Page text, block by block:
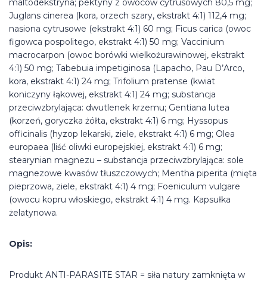
maltodekstryna; pektyny z owoców cytrusowych 80,5 mg;
Juglans cinerea (kora, orzech szary, ekstrakt 4:1) 112,4 mg;
nasiona cytrusowe (ekstrakt 4:1) 60 mg; Ficus carica (owoc
figowca pospolitego, ekstrakt 4:1) 50 mg; Vaccinium
macrocarpon (owoc borówki wielkożurawinowej, ekstrakt
4:1) 50 mg; Tabebuia impetiginosa (Lapacho, Pau D’Arco,
kora, ekstrakt 4:1) 24 mg; Trifolium pratense (kwiat
koniczyny łąkowej, ekstrakt 4:1) 24 mg; substancja
przeciwzbrylająca: dwutlenek krzemu; Gentiana lutea
(korzeń, goryczka żółta, ekstrakt 4:1) 6 mg; Hyssopus
officinalis (hyzop lekarski, ziele, ekstrakt 4:1) 6 mg; Olea
europaea (liść oliwki europejskiej, ekstrakt 4:1) 6 mg;
stearynian magnezu – substancja przeciwzbrylająca: sole
magnezowe kwasów tłuszczowych; Mentha piperita (mięta
pieprzowa, ziele, ekstrakt 4:1) 4 mg; Foeniculum vulgare
(owocu kopru włoskiego, ekstrakt 4:1) 4 mg. Kapsułka
żelatynowa.
Opis:
Produkt ANTI-PARASITE STAR = siła natury zamknięta w